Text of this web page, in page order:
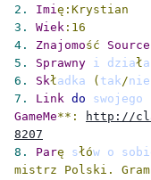
2.
Imię:Krystian
3.
Wiek :16
4.
Znajomość
5.
Sprawny i dział
6.
Składka ( tak/nie
7.
Link do
GameMe**:
http://
8207
8.
Parę słów o
mistrz Polski.